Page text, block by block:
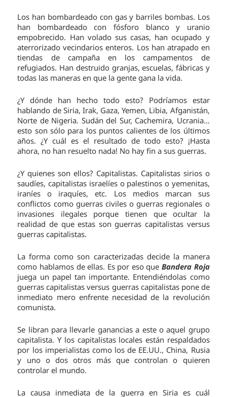
Los han bombardeado con gas y barriles bombas. Los
han bombardeado con fósforo blanco y uranio
empobrecido. Han volado sus casas, han ocupado y
aterrorizado vecindarios enteros. Los han atrapado en
tiendas de campaña en los campamentos de
refugiados. Han destruido granjas, escuelas, fábricas y
todas las maneras en que la gente gana la vida.
¿Y dónde han hecho todo esto? Podríamos estar
hablando de Siria, Irak, Gaza, Yemen, Libia, Afganistán,
Norte de Nigeria. Sudán del Sur, Cachemira, Ucrania…
esto son sólo para los puntos calientes de los últimos
años. ¿Y cuál es el resultado de todo esto? ¡Hasta
ahora, no han resuelto nada! No hay fin a sus guerras.
¿Y quienes son ellos? Capitalistas. Capitalistas sirios o
saudíes, capitalistas israelíes o palestinos o yemenitas,
iraníes o iraquíes, etc. Los medios marcan sus
conflictos como guerras civiles o guerras regionales o
invasiones ilegales porque tienen que ocultar la
realidad de que estas son guerras capitalistas versus
guerras capitalistas.
La forma como son caracterizadas decide la manera
como hablamos de ellas. Es por eso que Bandera Roja
juega un papel tan importante. Entendiéndolas como
guerras capitalistas versus guerras capitalistas pone de
inmediato mero enfrente necesidad de la revolución
comunista.
Se libran para llevarle ganancias a este o aquel grupo
capitalista. Y los capitalistas locales están respaldados
por los imperialistas como los de EE.UU., China, Rusia
y uno o dos otros más que controlan o quieren
controlar el mundo.
La causa inmediata de la guerra en Siria es cuál